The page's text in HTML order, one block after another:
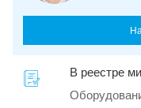
В реестре